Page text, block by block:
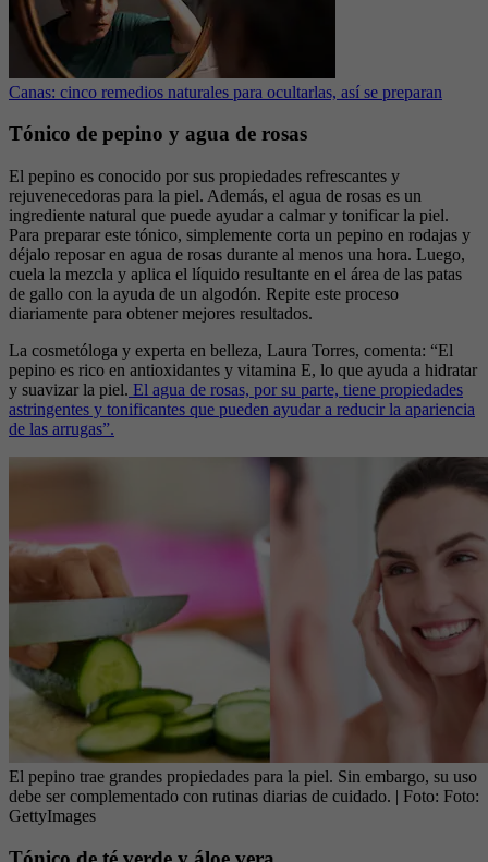
Canas: cinco remedios naturales para ocultarlas, así se preparan
Tónico de pepino y agua de rosas
El pepino es conocido por sus propiedades refrescantes y
rejuvenecedoras para la piel. Además, el agua de rosas es un
ingrediente natural que puede ayudar a calmar y tonificar la piel.
Para preparar este tónico, simplemente corta un pepino en rodajas y
déjalo reposar en agua de rosas durante al menos una hora. Luego,
cuela la mezcla y aplica el líquido resultante en el área de las patas
de gallo con la ayuda de un algodón. Repite este proceso
diariamente para obtener mejores resultados.
La cosmetóloga y experta en belleza, Laura Torres, comenta: “El
pepino es rico en antioxidantes y vitamina E, lo que ayuda a hidratar
y suavizar la piel. El agua de rosas, por su parte, tiene propiedades
astringentes y tonificantes que pueden ayudar a reducir la apariencia
de las arrugas”.
El pepino trae grandes propiedades para la piel. Sin embargo, su uso
debe ser complementado con rutinas diarias de cuidado. | Foto: Foto:
GettyImages